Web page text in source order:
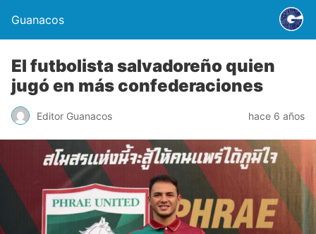
Guanacos
El futbolista salvadoreño quien
jugó en más confederaciones
Editor Guanacos hace 6 años